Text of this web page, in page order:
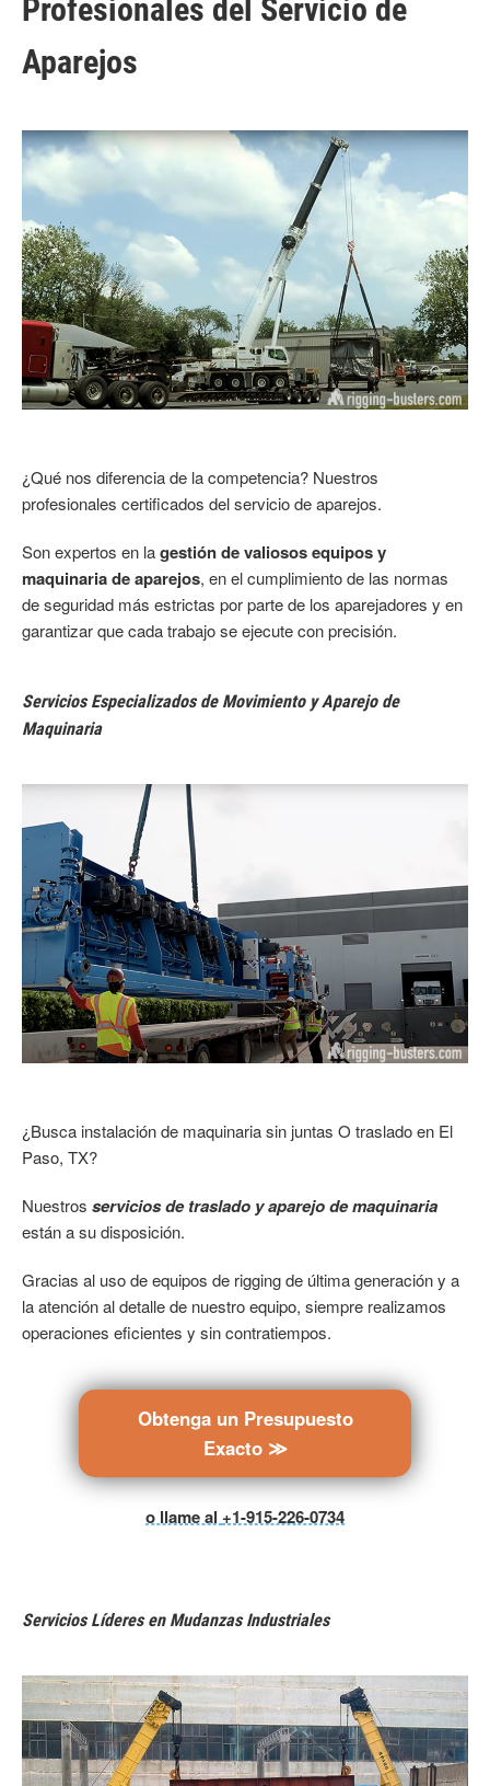
Profesionales del Servicio de
Aparejos
¿Qué nos diferencia de la competencia? Nuestros
profesionales certificados del servicio de aparejos.
Son expertos en lagestión de valiosos equipos y
maquinaria de aparejos, en el cumplimiento de las normas
de seguridad más estrictas por parte de los aparejadores y en
garantizar que cada trabajo se ejecute con precisión.
Servicios Especializados de Movimiento y Aparejo de
Maquinaria
¿Busca instalación de maquinaria sin juntas O traslado en El
Paso, TX?
Nuestros servicios de traslado y aparejo de maquinaria
están a su disposición.
Gracias al uso de equipos de rigging de última generación y a
la atención al detalle de nuestro equipo, siempre realizamos
operaciones eficientes y sin contratiempos.
Obtenga un Presupuesto
Exacto ≫
o llame al +1-915-226-0734
Servicios Líderes en Mudanzas Industriales